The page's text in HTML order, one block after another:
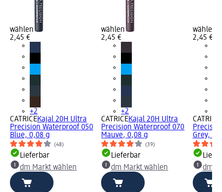
wählen
2,45 €
+2
CATRICEKajal 20H Ultra
Precision Waterproof 050
Blue, 0,08 g
(48)
Lieferbar
dm Markt wählen
wählen
2,45 €
+2
CATRICEKajal 20H Ultra
Precision Waterproof 070
Mauve, 0,08 g
(39)
Lieferbar
dm Markt wählen
wählen
2,45 €
CATRICE
Grey,
dm